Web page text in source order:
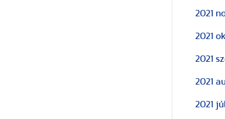
2021
2021
2021
2021
2021